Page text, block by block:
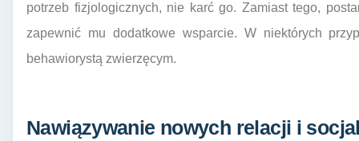
potrzeb fizjologicznych, nie karć go. Zamiast tego,
zapewnić mu dodatkowe wsparcie. W niektórych
behawiorystą zwierzęcym.
Nawiązywanie nowych relacji i